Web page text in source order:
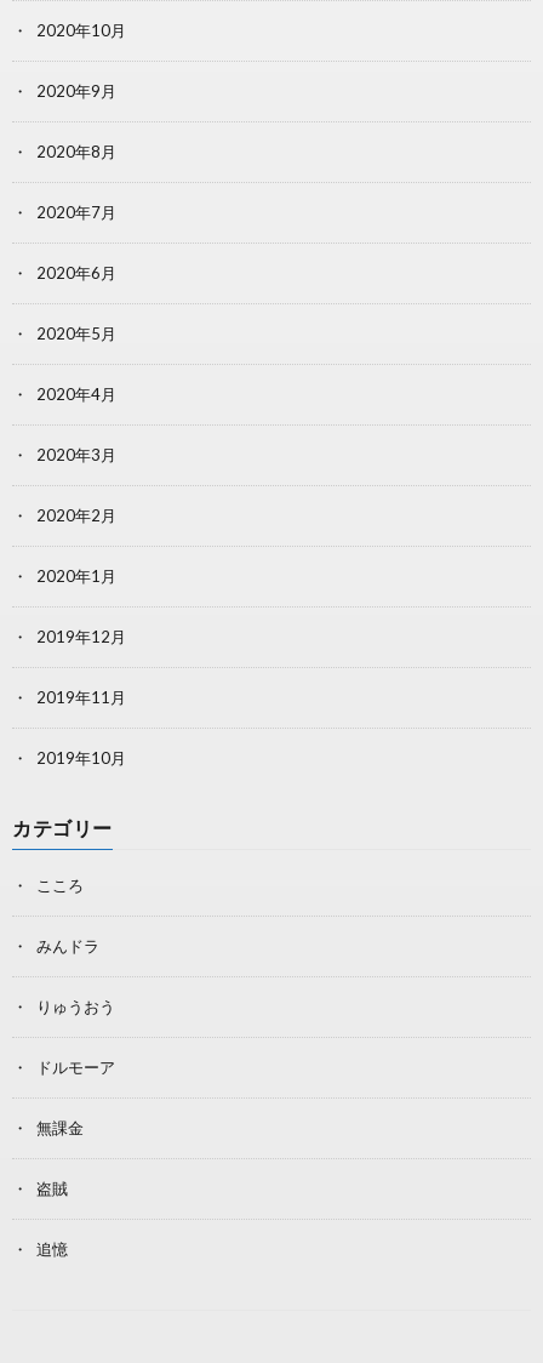
2020年10月
2020年9月
2020年8月
2020年7月
2020年6月
2020年5月
2020年4月
2020年3月
2020年2月
2020年1月
2019年12月
2019年11月
2019年10月
カテゴリー
こころ
みんドラ
りゅうおう
ドルモーア
無課金
盗賊
追憶